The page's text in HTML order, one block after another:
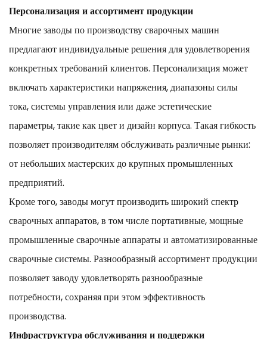
Персонализация и ассортимент продукции
Многие заводы по производству сварочных машин
предлагают индивидуальные решения для удовлетворения
конкретных требований клиентов. Персонализация может
включать характеристики напряжения, диапазоны силы
тока, системы управления или даже эстетические
параметры, такие как цвет и дизайн корпуса. Такая гибкость
позволяет производителям обслуживать различные рынки:
от небольших мастерских до крупных промышленных
предприятий.
Кроме того, заводы могут производить широкий спектр
сварочных аппаратов, в том числе портативные, мощные
промышленные сварочные аппараты и автоматизированные
сварочные системы. Разнообразный ассортимент продукции
позволяет заводу удовлетворять разнообразные
потребности, сохраняя при этом эффективность
производства.
Инфраструктура обслуживания и поддержки